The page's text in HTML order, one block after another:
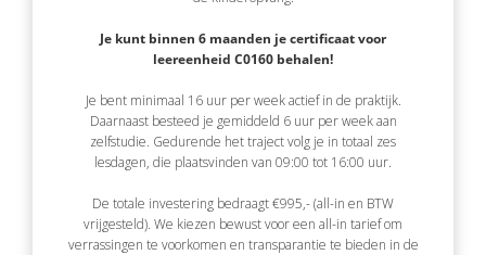
Je kunt binnen 6 maanden je certificaat voor
leereenheid C0160 behalen!
Je bent minimaal 16 uur per week actief in de praktijk.
Daarnaast besteed je gemiddeld 6 uur per week aan
zelfstudie. Gedurende het traject volg je in totaal zes
lesdagen, die plaatsvinden van 09:00 tot 16:00 uur.
De totale investering bedraagt €995,- (all-in en BTW
vrijgesteld). We kiezen bewust voor een all-in tarief om
verrassingen te voorkomen en transparantie te bieden in de